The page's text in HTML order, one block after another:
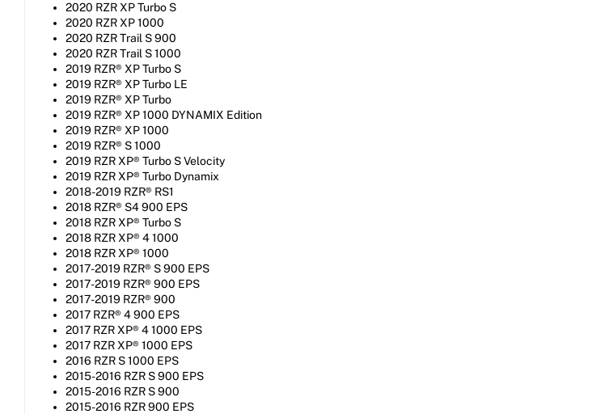
2020 RZR XP Turbo S
2020 RZR XP 1000
2020 RZR Trail S 900
2020 RZR Trail S 1000
2019 RZR® XP Turbo S
2019 RZR® XP Turbo LE
2019 RZR® XP Turbo
2019 RZR® XP 1000 DYNAMIX Edition
2019 RZR® XP 1000
2019 RZR® S 1000
2019 RZR XP® Turbo S Velocity
2019 RZR XP® Turbo Dynamix
2018-2019 RZR® RS1
2018 RZR® S4 900 EPS
2018 RZR XP® Turbo S
2018 RZR XP® 4 1000
2018 RZR XP® 1000
2017-2019 RZR® S 900 EPS
2017-2019 RZR® 900 EPS
2017-2019 RZR® 900
2017 RZR® 4 900 EPS
2017 RZR XP® 4 1000 EPS
2017 RZR XP® 1000 EPS
2016 RZR S 1000 EPS
2015-2016 RZR S 900 EPS
2015-2016 RZR S 900
2015-2016 RZR 900 EPS